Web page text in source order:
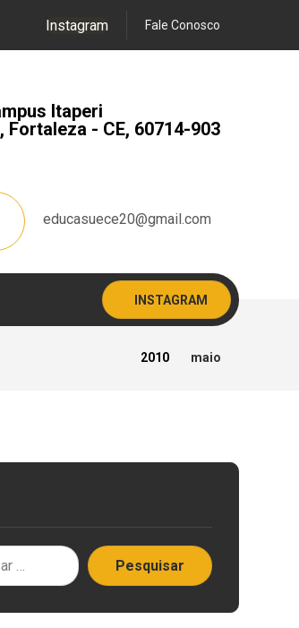
Fale Conosco
Instagram
Itaperi
Fortaleza - CE, 60714-903
educasuece20@gmail.com
INSTAGRAM
2010 maio